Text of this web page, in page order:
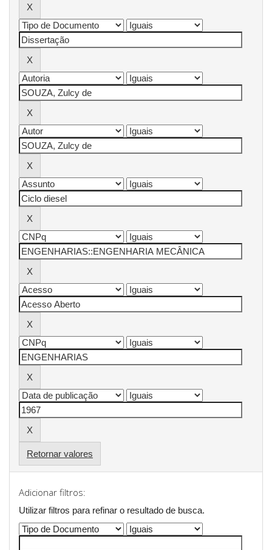
Retornar valores
Adicionar filtros:
Utilizar filtros para refinar o resultado de busca.